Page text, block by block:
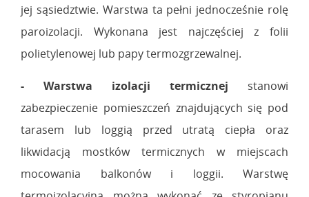
jej sąsiedztwie. Warstwa ta pełni jednocześnie rolę
paroizolacji. Wykonana jest najczęściej z folii
polietylenowej lub papy termozgrzewalnej.
- Warstwa izolacji termicznej stanowi
zabezpieczenie pomieszczeń znajdujących się pod
tarasem lub loggią przed utratą ciepła oraz
likwidacją mostków termicznych w miejscach
mocowania balkonów i loggii. Warstwę